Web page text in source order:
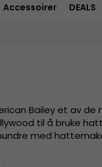
Accessoirer DEALS
Bailey et av
til å bruke
med